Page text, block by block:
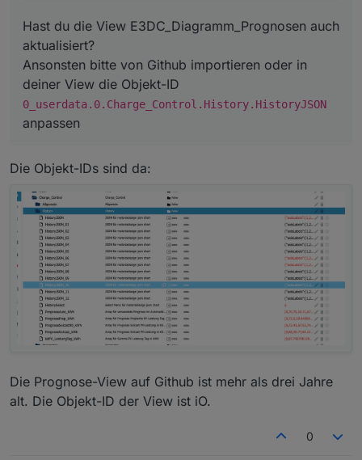
Hast du die View E3DC_Diagramm_Prognosen auch
aktualisiert?
Ansonsten bitte von Github importieren oder in
deiner View die Objekt-ID
0_userdata.0.Charge_Control.History.HistoryJSON
anpassen
Die Objekt-IDs sind da:
Die Prognose-View auf Github ist mehr als drei Jahre
alt. Die Objekt-ID der View ist iO.
0